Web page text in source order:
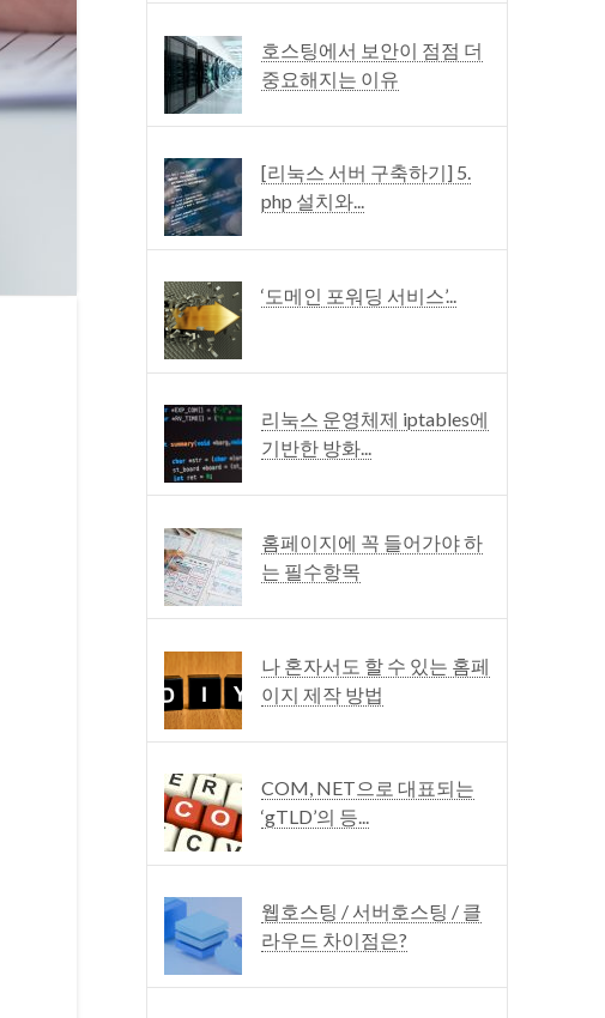
호스팅에서 보안이 점점 더
중요해지는 이유
[리눅스 서버 구축하기] 5.
php 설치와...
‘도메인 포워딩 서비스’...
리눅스 운영체제 iptables에
기반한 방화...
홈페이지에 꼭 들어가야 하
는 필수항목
나 혼자서도 할 수 있는 홈페
이지 제작 방법
COM, NET으로 대표되는
‘gTLD’의 등...
웹호스팅 / 서버호스팅 / 클
라우드 차이점은?